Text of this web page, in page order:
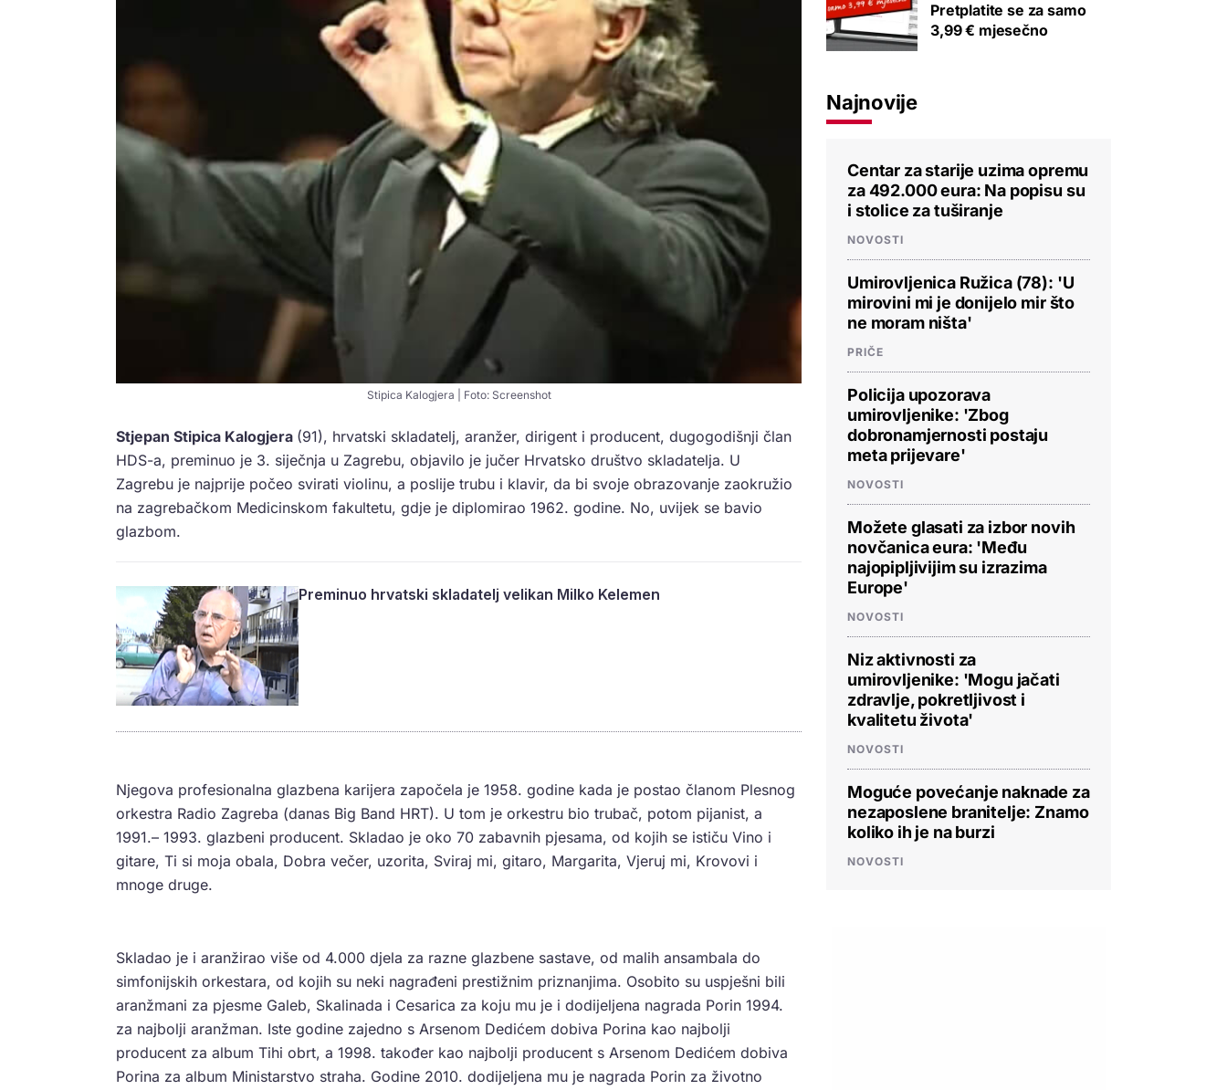
Stipica Kalogjera | Foto: Screenshot
Stjepan Stipica Kalogjera (91), hrvatski skladatelj, aranžer, dirigent i producent, dugogodišnji član
HDS-a, preminuo je 3. siječnja u Zagrebu, objavilo je jučer Hrvatsko društvo skladatelja. U
Zagrebu je najprije počeo svirati violinu, a poslije trubu i klavir, da bi svoje obrazovanje zaokružio
na zagrebačkom Medicinskom fakultetu, gdje je diplomirao 1962. godine. No, uvijek se bavio
glazbom.
Preminuo hrvatski skladatelj velikan Milko Kelemen
Njegova profesionalna glazbena karijera započela je 1958. godine kada je postao članom Plesnog
orkestra Radio Zagreba (danas Big Band HRT). U tom je orkestru bio trubač, potom pijanist, a
1991.– 1993. glazbeni producent. Skladao je oko 70 zabavnih pjesama, od kojih se ističu Vino i
gitare, Ti si moja obala, Dobra večer, uzorita, Sviraj mi, gitaro, Margarita, Vjeruj mi, Krovovi i
mnoge druge.
Skladao je i aranžirao više od 4.000 djela za razne glazbene sastave, od malih ansambala do
simfonijskih orkestara, od kojih su neki nagrađeni prestižnim priznanjima. Osobito su uspješni bili
aranžmani za pjesme Galeb, Skalinada i Cesarica za koju mu je i dodijeljena nagrada Porin 1994.
za najbolji aranžman. Iste godine zajedno s Arsenom Dedićem dobiva Porina kao najbolji
producent za album Tihi obrt, a 1998. također kao najbolji producent s Arsenom Dedićem dobiva
Porina za album Ministarstvo straha. Godine 2010. dodijeljena mu je nagrada Porin za životno
Pretplatite se za samo
3,99 € mjesečno
Najnovije
Centar za starije uzima opremu
za 492.000 eura: Na popisu su
i stolice za tuširanje
NOVOSTI
Umirovljenica Ružica (78): 'U
mirovini mi je donijelo mir što
ne moram ništa'
PRIČE
Policija upozorava
umirovljenike: 'Zbog
dobronamjernosti postaju
meta prijevare'
NOVOSTI
Možete glasati za izbor novih
novčanica eura: 'Među
najopipljivijim su izrazima
Europe'
NOVOSTI
Niz aktivnosti za
umirovljenike: 'Mogu jačati
zdravlje, pokretljivost i
kvalitetu života'
NOVOSTI
Moguće povećanje naknade za
nezaposlene branitelje: Znamo
koliko ih je na burzi
NOVOSTI